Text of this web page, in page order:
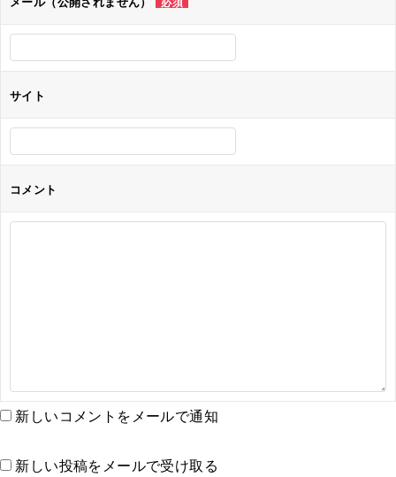
サイト
コメント
新しいコメントをメールで通知
新しい投稿をメールで受け取る